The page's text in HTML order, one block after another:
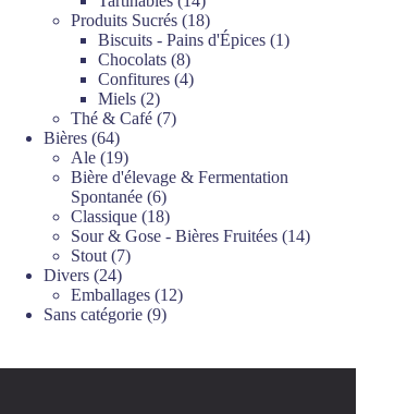
produits
Produits Sucrés 1818
produits
Biscuits - Pains d'Épices 11
Chocolats 88
produits
Confitures 44
Miels 22
produits
Thé & Café 77
Bières 6464
produits
Ale 1919
produits
Bière d'élevage & Fermentation
Spontanée 66
produits
Classique 1818
produits
Sour & Gose - Bières Fruitées 1414
Stout 77
Divers 2424
produits
Emballages 1212
Sans catégorie 99